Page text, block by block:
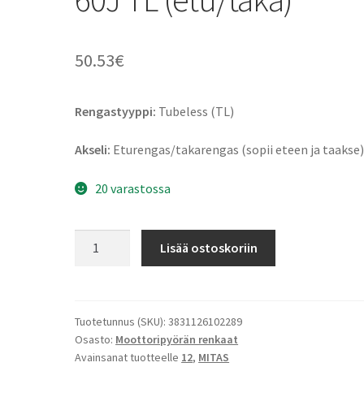
50.53€
Rengastyyppi: Tubeless (TL)
Akseli: Eturengas/takarengas (sopii eteen ja taakse)
20 varastossa
-
12
60J
Lisää ostoskoriin
Tuotetunnus (SKU):3831126102289
Osasto: Moottoripyörän renkaat
Avainsanat tuotteelle 12, MITAS